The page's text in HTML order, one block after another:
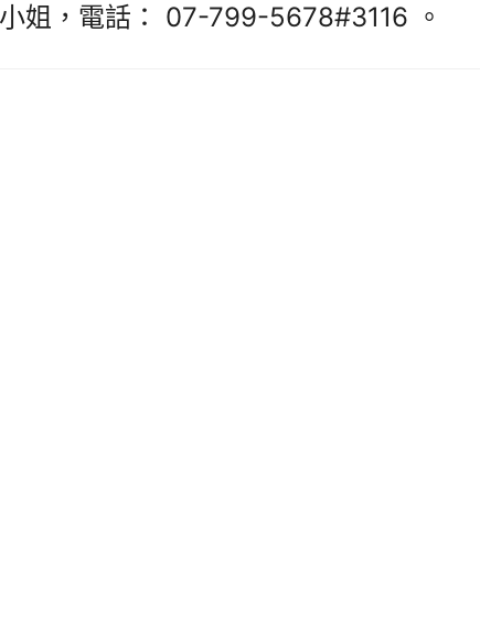
姐，電話： 07-799-5678#3116 。